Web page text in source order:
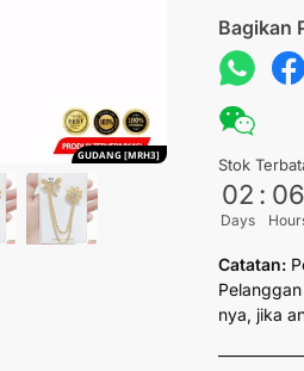
GUDANG [MRH3]
Bagikan
Stok
02
Days
: 06
Catatan:
nya, jika